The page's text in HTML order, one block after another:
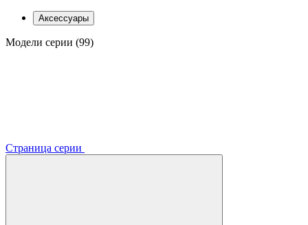
Аксессуары
Модели серии (99)
Страница серии